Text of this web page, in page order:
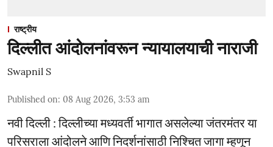
राष्ट्रीय
दिल्लीत आंदोलनांवरून न्यायालयाची नाराजी
Swapnil S
Published on: 08 Aug 2026, 3:53 am
नवी दिल्ली : दिल्लीच्या मध्यवर्ती भागात असलेल्या जंतरमंतर या
परिसराला आंदोलने आणि निदर्शनांसाठी निश्चित जागा म्हणून